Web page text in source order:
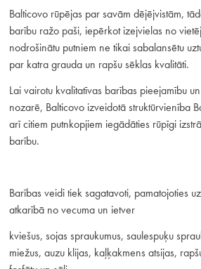
Balticovo rūpējas par savām dējējvistām,
barību ražo paši, iepērkot izejvielas no
nodrošinātu putniem ne tikai sabalansētu
par katra grauda un rapšu sēklas kvalitāti.
Lai vairotu kvalitatīvas barības pieejamību
nozarē, Balticovo izveidotā struktūrvienība
arī citiem putnkopjiem iegādāties rūpīgi
barību.
Barības veidi tiek sagatavoti, pamatojoties
atkarībā no vecuma un ietver
kviešus, sojas spraukumus, saulespuķu
miežus, auzu klijas, kaļķakmens atsijas,